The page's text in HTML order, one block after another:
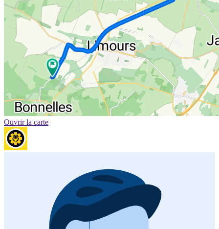
Ouvrir la carte